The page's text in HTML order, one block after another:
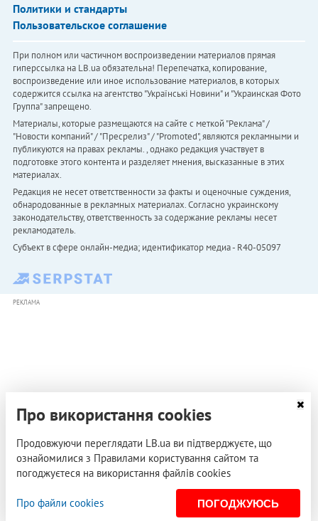
Политики и стандарты
Пользовательское соглашение
При полном или частичном воспроизведении материалов прямая
гиперссылка на LB.ua обязательна! Перепечатка, копирование,
воспроизведение или иное использование материалов, в которых
содержится ссылка на агентство "Українськi Новини" и "Украинская Фото
Группа" запрещено.
Материалы, которые размещаются на сайте с меткой "Реклама" /
"Новости компаний" / "Пресрелиз" / "Promoted", являются рекламными и
публикуются на правах рекламы. , однако редакция участвует в
подготовке этого контента и разделяет мнения, высказанные в этих
материалах.
Редакция не несет ответственности за факты и оценочные суждения,
обнародованные в рекламных материалах. Согласно украинскому
законодательству, ответственность за содержание рекламы несет
рекламодатель.
Субъект в сфере онлайн-медиа; идентификатор медиа - R40-05097
РЕКЛАМА
Про використання cookies
Продовжуючи переглядати LB.ua ви підтверджуєте, що
ознайомилися з Правилами користування сайтом та
погоджуєтеся на використання файлів cookies
Про файли cookies ПОГОДЖУЮСЬ